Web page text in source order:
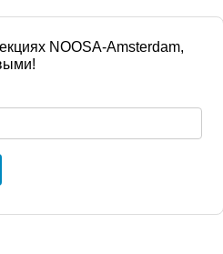
NOOSA-Amsterdam,